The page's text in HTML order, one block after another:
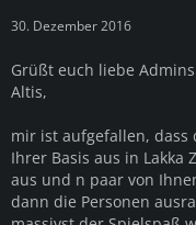
30. Dezember 2016
Grüßt euch liebe
Altis,
mir ist aufgefallen, dass
Ihrer Basis aus in Lakka
aus und n paar von
dann die Personen